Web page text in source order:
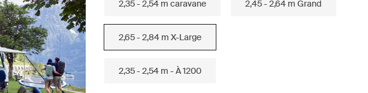
2,35 - 2,54 m caravane 2,45 - 2,64 m Grand
2,65 - 2,84 m X-Large
2,35 - 2,54 m - À 1200